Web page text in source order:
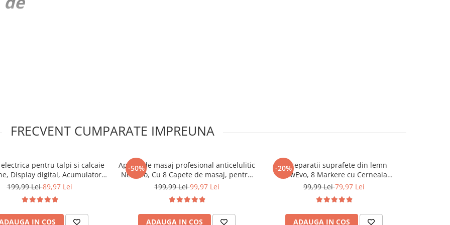
​​° devine rosu si incetineste
FRECVENT CUMPARATE IMPREUNA
electrica pentru talpi si calcaie
Display digital, Acumulator
mAh, 2 viteze, 2000 rot/min, 3
Indepartare piele moarta,
Indeparta
199,99 Lei89,97 Lei
IN COS
-50%
Aparat de masaj profesional anticelulitic
NewEvo, Cu 8 Capete de masaj, pentru
Tonifiere, Relaxare si Slabit, Incalzire cu
199,99 Lei99,97 Lei
ADAUGA IN COS
-20%
Kit reparatii suprafete din lemn
NewEvo, 8 Markere cu Cerneala
Uleioasa, 8 Creioane Cerate, 12 Tuburi
99,99 Lei79,97 Lei
ADAUGA IN COS